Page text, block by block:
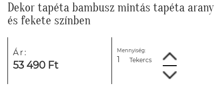
Dekor tapéta bambusz mintás tapéta arany
és fekete színben
Ár:
53 490 Ft
Mennyiség:
Tekercs